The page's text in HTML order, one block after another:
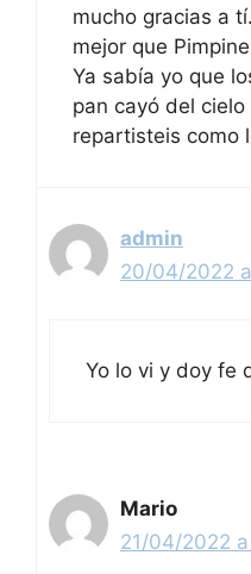
mucho gracias a
mejor que
Ya sabía yo que
pan cayó del
repartisteis como
admin
20/04/2022
Yo lo vi y doy fe
Mario
21/04/2022